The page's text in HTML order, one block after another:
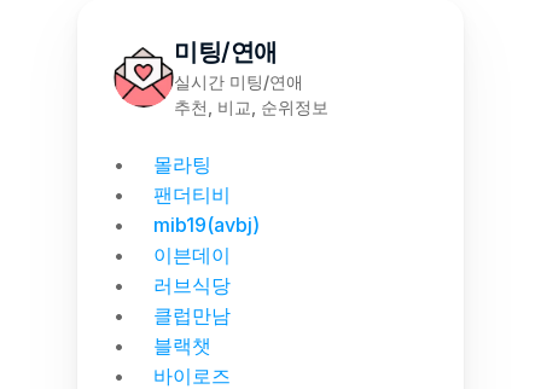
미팅/연애
실시간 미팅/연애
추천, 비교, 순위정보
몰라팅
팬더티비
mib19(avbj)
이븐데이
러브식당
클럽만남
블랙챗
바이로즈